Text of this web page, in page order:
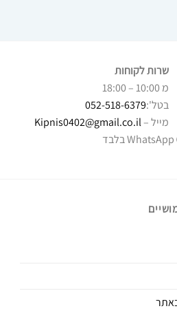
שרות לקוחות
מ 10:00 – 18:00
בטל':052-518-6379
מייל –Kipnis0402@gmail.co.il